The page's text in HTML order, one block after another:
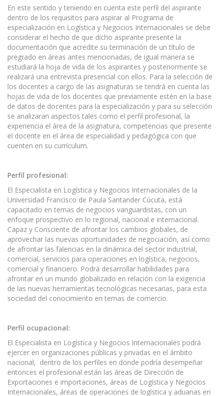
En este sentido y teniendo en cuenta este perfil del aspirante
dentro de los requisitos para aspirar al Programa de
especialización en Logística y Negocios Internacionales se debe
considerar el hecho de que dicho aspirante presente la
documentación que acredite su terminación de un título de
pregrado en áreas antes mencionadas, de igual manera se
estudiará la hoja de vida de los aspirantes y posteriormente se
realizará una entrevista presencial con ellos. Para la selección de
los docentes a cargo de las asignaturas se tendrá en cuenta las
hojas de vida de los docentes que previamente estén en la base
de datos de docentes para la especialización y para su selección
se analizaran aspectos tales como el perfil profesional, la
experiencia el área de la asignatura, competencias que presente
el docente en el área de especialidad y pedagógica con que
cuenten en su currículum.
Perfil profesional:
El Especialista en Logística y Negocios Internacionales de la
Universidad Francisco de Paula Santander Cúcuta, está
capacitado en temas de negocios vanguardistas, con un
enfoque prospectivo en lo regional, nacional e internacional.
Capaz y Consciente de afrontar los cambios globales, de
aprovechar las nuevas oportunidades de negociación, así como
de afrontar las falencias en la dinámica del sector industrial,
comercial, servicios para operaciones en logística, negocios,
comercial y financiero. Podrá desarrollar habilidades para
afrontar en un mundo globalizado en relación con la exigencia
de las nuevas herramientas tecnológicas necesarias, para esta
sociedad del conocimiento en temas de comercio.
Perfil ocupacional:
El Especialista en Logística y Negocios Internacionales podrá
ejercer en organizaciones públicas y privadas en el ámbito
nacional, dentro de los perfiles en donde podría desempeñar
entonces el profesional están las áreas de Dirección de
Exportaciones e importaciones, áreas de Logística y Negocios
Internacionales, áreas de operaciones de logística y aduanas en